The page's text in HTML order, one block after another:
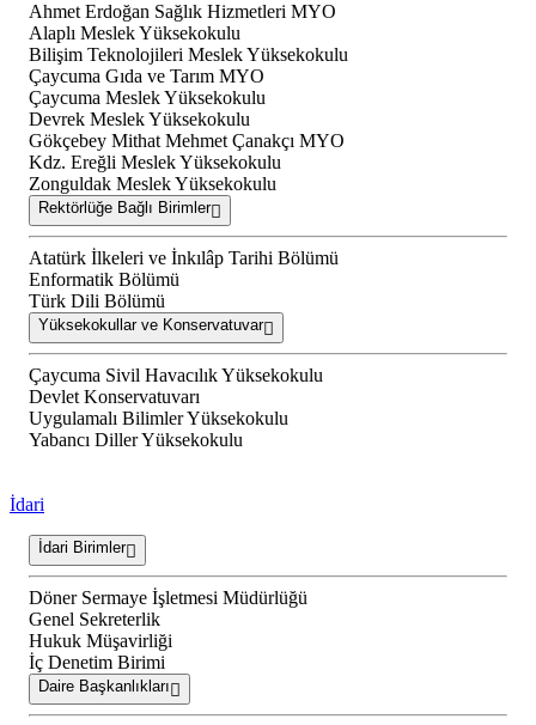
Ahmet Erdoğan Sağlık Hizmetleri MYO
Alaplı Meslek Yüksekokulu
Bilişim Teknolojileri Meslek Yüksekokulu
Çaycuma Gıda ve Tarım MYO
Çaycuma Meslek Yüksekokulu
Devrek Meslek Yüksekokulu
Gökçebey Mithat Mehmet Çanakçı MYO
Kdz. Ereğli Meslek Yüksekokulu
Zonguldak Meslek Yüksekokulu
Rektörlüğe Bağlı Birimler
Atatürk İlkeleri ve İnkılâp Tarihi Bölümü
Enformatik Bölümü
Türk Dili Bölümü
Yüksekokullar ve Konservatuvar
Çaycuma Sivil Havacılık Yüksekokulu
Devlet Konservatuvarı
Uygulamalı Bilimler Yüksekokulu
Yabancı Diller Yüksekokulu
İdari
İdari Birimler
Döner Sermaye İşletmesi Müdürlüğü
Genel Sekreterlik
Hukuk Müşavirliği
İç Denetim Birimi
Daire Başkanlıkları